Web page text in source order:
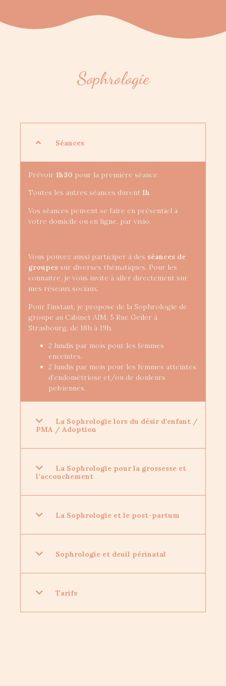
Sophrologie
Séances
Prévoir 1h30 pour la première séance.
Toutes les autres séances durent 1h.
Vos séances peuvent se faire en présentiel à
votre domicile ou en ligne, par visio.
Vous pouvez aussi participer à des séances de
groupes sur diverses thématiques. Pour les
connaitre, je vous invite à aller directement sur
mes réseaux sociaux.
Pour l’instant, je propose de la Sophrologie de
groupe au Cabinet AIM, 5 Rue Geiler à
Strasbourg, de 18h à 19h.
2 lundis par mois pour les femmes
enceintes.
2 lundis par mois pour les femmes atteintes
d’endométriose et/ou de douleurs
pelviennes.
La Sophrologie lors du désir d'enfant /
PMA / Adoption
La Sophrologie pour la grossesse et
l’accouchement
La Sophrologie et le post-partum
Sophrologie et deuil périnatal
Tarifs